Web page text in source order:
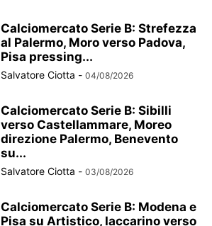
Calciomercato Serie B: Strefezza
al Palermo, Moro verso Padova,
Pisa pressing...
Salvatore Ciotta - 04/08/2026
Calciomercato Serie B: Sibilli
verso Castellammare, Moreo
direzione Palermo, Benevento
su...
Salvatore Ciotta - 03/08/2026
Calciomercato Serie B: Modena e
Pisa su Artistico, Iaccarino verso